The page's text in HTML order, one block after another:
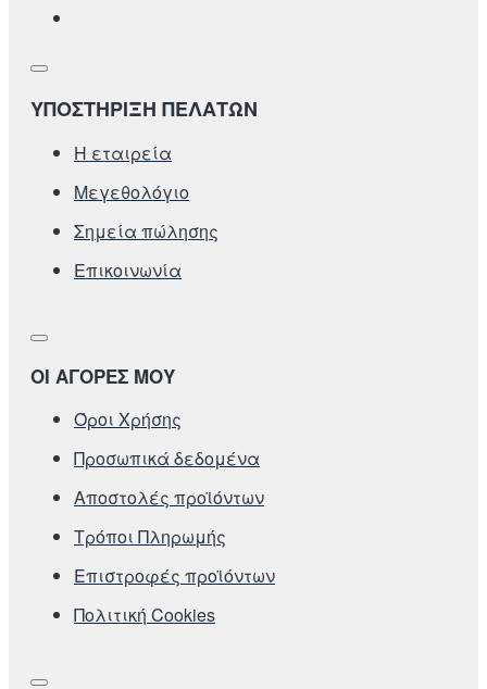
ΥΠΟΣΤΗΡΙΞΗ ΠΕΛΑΤΩΝ
Η εταιρεία
Μεγεθολόγιο
Σημεία πώλησης
Επικοινωνία
ΟΙ ΑΓΟΡΕΣ ΜΟΥ
Όροι Χρήσης
Προσωπικά δεδομένα
Αποστολές προϊόντων
Τρόποι Πληρωμής
Επιστροφές προϊόντων
Πολιτική Cookies